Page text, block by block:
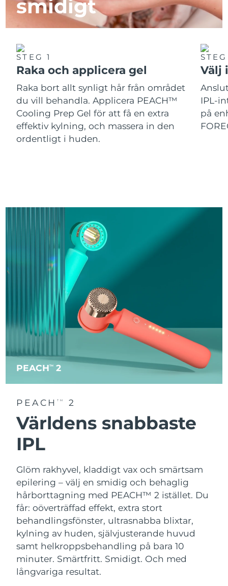
smidigt
STEG 1
Raka och applicera gel
Raka bort allt synligt hår från området
du vill behandla. Applicera PEACH™
Cooling Prep Gel för att få en extra
effektiv kylning, och massera in den
ordentligt i huden.
Välj
IPL-
på
PEACHTM 2
PEACH TM 2
Världens snabbaste
IPL
Glöm rakhyvel, kladdigt vax och smärtsam
epilering – välj en smidig och behaglig
hårborttagning med PEACH™ 2 istället. Du
får: oöverträffad effekt, extra stort
behandlingsfönster, ultrasnabba blixtar,
kylning av huden, självjusterande huvud
samt helkroppsbehandling på bara 10
minuter. Smärtfritt. Smidigt. Och med
långvariga resultat.